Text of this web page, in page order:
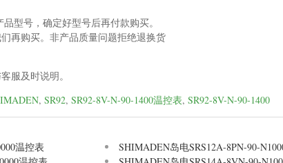
型号，确定好型号后再付款购买。
再购买。非产品质量问题拒绝退换货
服及时说明。
, SR92, SR92-8V-N-90-1400温控表, SR92-8V-N-90-1400
温控表
SHIMADEN岛电SRS12A-8PN-90-